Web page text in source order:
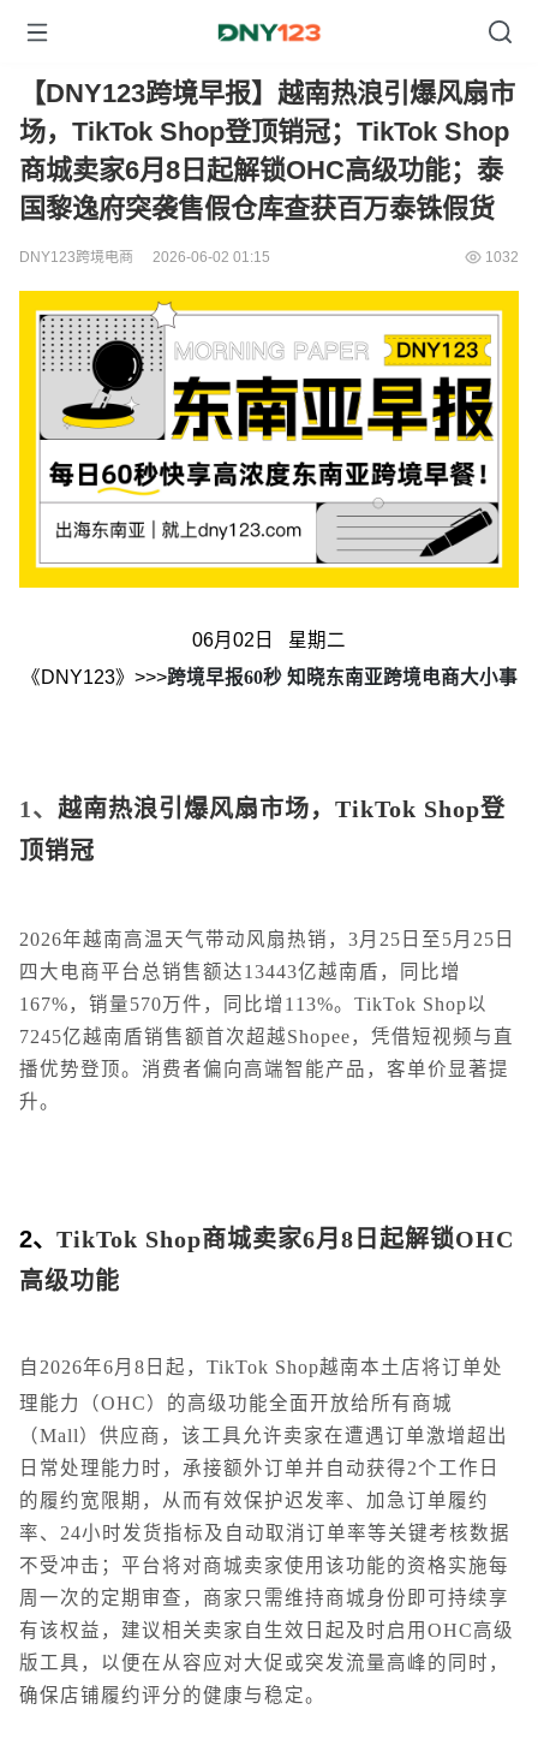
【DNY123跨境早报】越南热浪引爆风扇市
场，TikTok Shop登顶销冠；TikTok Shop
商城卖家6月8日起解锁OHC高级功能；泰
国黎逸府突袭售假仓库查获百万泰铢假货
DNY123跨境电商 2026-06-02 01:15 1032
06月02日 星期二
《DNY123》>>>跨境早报60秒 知晓东南亚跨境电商大小事
1、 越南热浪引爆风扇市场，TikTok Shop登
顶销冠
2026年越南高温天气带动风扇热销，3月25日至5月25日
四大电商平台总销售额达13443亿越南盾，同比增
167%，销量570万件，同比增113%。TikTok Shop以
7245亿越南盾销售额首次超越Shopee，凭借短视频与直
播优势登顶。消费者偏向高端智能产品，客单价显著提
升。
2、 TikTok Shop商城卖家6月8日起解锁OHC
高级功能
自2026年6月8日起，TikTok Shop越南本土店将订单处
理能力（OHC）的高级功能全面开放给所有商城
（Mall）供应商，该工具允许卖家在遭遇订单激增超出
日常处理能力时，承接额外订单并自动获得2个工作日
的履约宽限期，从而有效保护迟发率、加急订单履约
率、24小时发货指标及自动取消订单率等关键考核数据
不受冲击；平台将对商城卖家使用该功能的资格实施每
周一次的定期审查，商家只需维持商城身份即可持续享
有该权益，建议相关卖家自生效日起及时启用OHC高级
版工具，以便在从容应对大促或突发流量高峰的同时，
确保店铺履约评分的健康与稳定。